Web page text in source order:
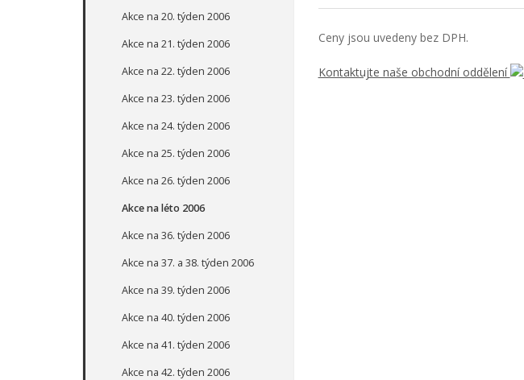
Akce na 20. týden 2006
Akce na 21. týden 2006
Akce na 22. týden 2006
Akce na 23. týden 2006
Akce na 24. týden 2006
Akce na 25. týden 2006
Akce na 26. týden 2006
Akce na léto 2006
Akce na 36. týden 2006
Akce na 37. a 38. týden 2006
Akce na 39. týden 2006
Akce na 40. týden 2006
Akce na 41. týden 2006
Akce na 42. týden 2006
Ceny jsou uvedeny bez DPH.
Kontaktujte naše obchodní oddělení